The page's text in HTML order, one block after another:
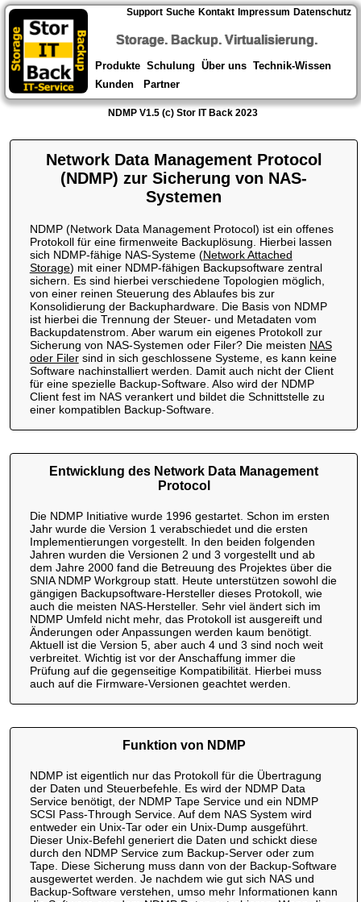
Support Suche Kontakt Impressum Datenschutz
Storage. Backup. Virtualisierung.
Produkte Schulung Über uns Technik-Wissen
Kunden
Partner
NDMP V1.5 (c) Stor IT Back 2023
Network Data Management Protocol
(NDMP) zur Sicherung von NAS-
Systemen
NDMP (Network Data Management Protocol) ist ein offenes
Protokoll für eine firmenweite Backuplösung. Hierbei lassen
sich NDMP-fähige NAS-Systeme (Network Attached
Storage) mit einer NDMP-fähigen Backupsoftware zentral
sichern. Es sind hierbei verschiedene Topologien möglich,
von einer reinen Steuerung des Ablaufes bis zur
Konsolidierung der Backuphardware. Die Basis von NDMP
ist hierbei die Trennung der Steuer- und Metadaten vom
Backupdatenstrom. Aber warum ein eigenes Protokoll zur
Sicherung von NAS-Systemen oder Filer? Die meisten NAS
oder Filersind in sich geschlossene Systeme, es kann keine
Software nachinstalliert werden. Damit auch nicht der Client
für eine spezielle Backup-Software. Also wird der NDMP
Client fest im NAS verankert und bildet die Schnittstelle zu
einer kompatiblen Backup-Software.
Entwicklung des Network Data Management
Protocol
Die NDMP Initiative wurde 1996 gestartet. Schon im ersten
Jahr wurde die Version 1 verabschiedet und die ersten
Implementierungen vorgestellt. In den beiden folgenden
Jahren wurden die Versionen 2 und 3 vorgestellt und ab
dem Jahre 2000 fand die Betreuung des Projektes über die
SNIA NDMP Workgroup statt. Heute unterstützen sowohl die
gängigen Backupsoftware-Hersteller dieses Protokoll, wie
auch die meisten NAS-Hersteller. Sehr viel ändert sich im
NDMP Umfeld nicht mehr, das Protokoll ist ausgereift und
Änderungen oder Anpassungen werden kaum benötigt.
Aktuell ist die Version 5, aber auch 4 und 3 sind noch weit
verbreitet. Wichtig ist vor der Anschaffung immer die
Prüfung auf die gegenseitige Kompatibilität. Hierbei muss
auch auf die Firmware-Versionen geachtet werden.
Funktion von NDMP
NDMP ist eigentlich nur das Protokoll für die Übertragung
der Daten und Steuerbefehle. Es wird der NDMP Data
Service benötigt, der NDMP Tape Service und ein NDMP
SCSI Pass-Through Service. Auf dem NAS System wird
entweder ein Unix-Tar oder ein Unix-Dump ausgeführt.
Dieser Unix-Befehl generiert die Daten und schickt diese
durch den NDMP Service zum Backup-Server oder zum
Tape. Diese Sicherung muss dann von der Backup-Software
ausgewertet werden. Je nachdem wie gut sich NAS und
Backup-Software verstehen, umso mehr Informationen kann